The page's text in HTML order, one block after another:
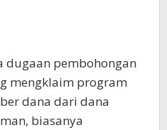
dugaan pembohongan
mengklaim program
dana dari dana
biasanya